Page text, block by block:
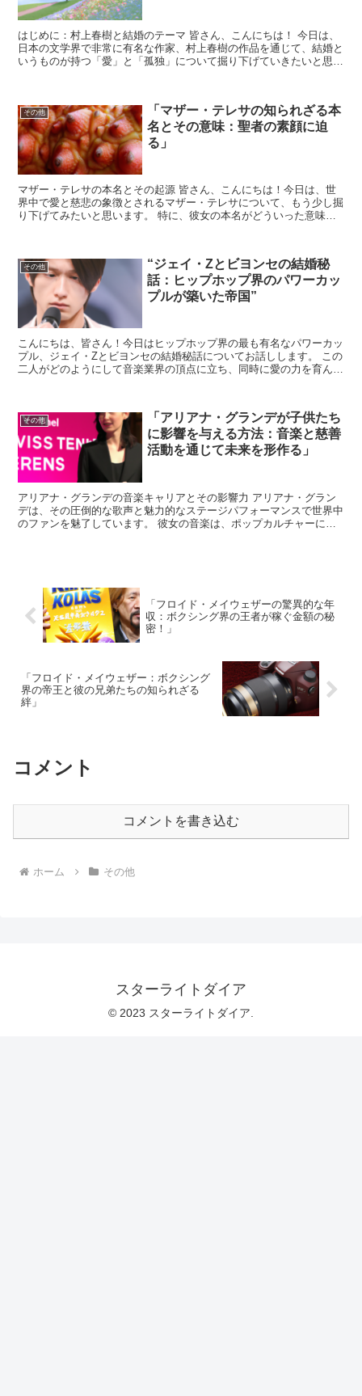
はじめに：村上春樹と結婚のテーマ 皆さん、こんにちは！ 今日は、
日本の文学界で非常に有名な作家、村上春樹の作品を通じて、結婚と
いうものが持つ「愛」と「孤独」について掘り下げていきたいと思い
その他
「マザー・テレサの知られざる本
名とその意味：聖者の素顔に迫
る」
マザー・テレサの本名とその起源 皆さん、こんにちは！今日は、世
界中で愛と慈悲の象徴とされるマザー・テレサについて、もう少し掘
り下げてみたいと思います。 特に、彼女の本名がどういった意味を
その他
“ジェイ・Zとビヨンセの結婚秘
話：ヒップホップ界のパワーカッ
プルが築いた帝国”
こんにちは、皆さん！今日はヒップホップ界の最も有名なパワーカッ
プル、ジェイ・Zとビヨンセの結婚秘話についてお話しします。 この
二人がどのようにして音楽業界の頂点に立ち、同時に愛の力を育んで
その他
「アリアナ・グランデが子供たち
に影響を与える方法：音楽と慈善
活動を通じて未来を形作る」
アリアナ・グランデの音楽キャリアとその影響力 アリアナ・グラン
デは、その圧倒的な歌声と魅力的なステージパフォーマンスで世界中
のファンを魅了しています。 彼女の音楽は、ポップカルチャーにお
「フロイド・メイウェザーの驚異的な年
収：ボクシング界の王者が稼ぐ金額の秘
密！」
「フロイド・メイウェザー：ボクシング
界の帝王と彼の兄弟たちの知られざる
絆」
コメント
コメントを書き込む
ホーム その他
スターライトダイア
© 2023 スターライトダイア.